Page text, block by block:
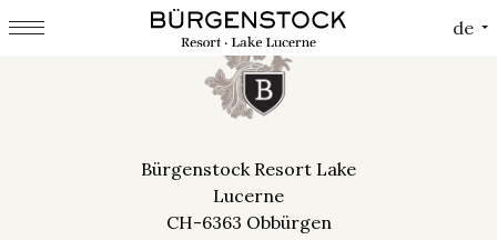
de
Bürgenstock Resort Lake
Lucerne
CH-6363 Obbürgen
Cookie-Einstellungen